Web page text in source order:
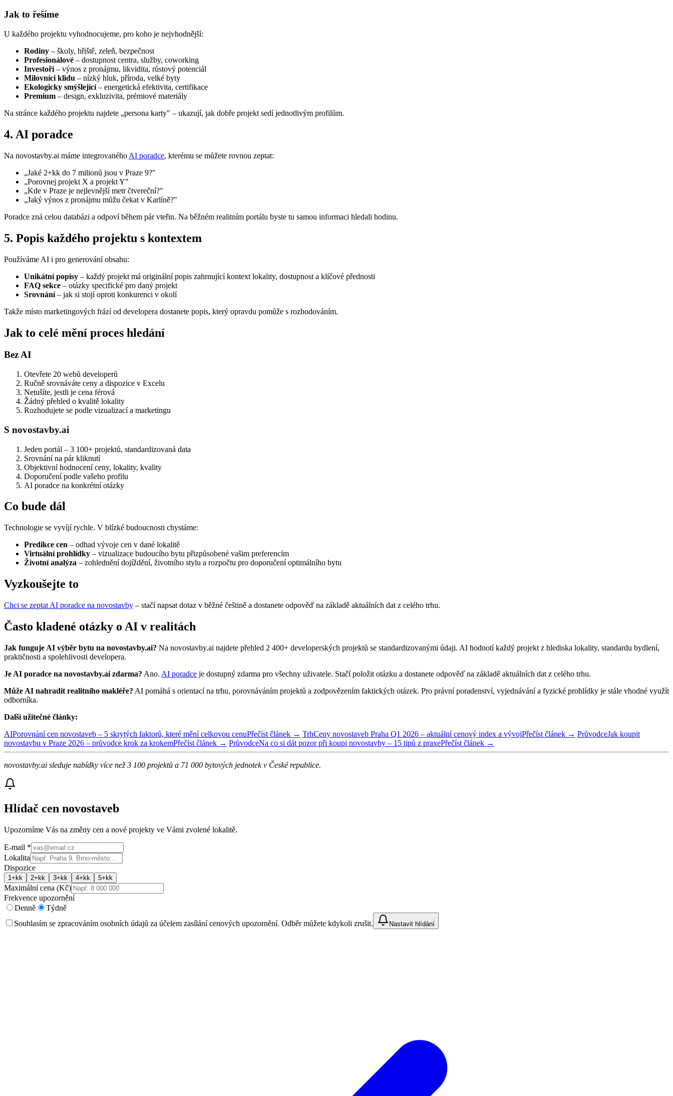
Jak to řešíme
U každého projektu vyhodnocujeme, pro koho je nejvhodnější:
Rodiny – školy, hřiště, zeleň, bezpečnost
Profesionálové – dostupnost centra, služby, coworking
Investoři – výnos z pronájmu, likvidita, růstový potenciál
Milovníci klidu – nízký hluk, příroda, velké byty
Ekologicky smýšlející– energetická efektivita, certifikace
Premium – design, exkluzivita, prémiové materiály
Na stránce každého projektu najdete „persona karty" – ukazují, jak dobře projekt sedí jednotlivým profilům.
4. AI poradce
Na novostavby.ai máme integrovaného AI poradce, kterému se můžete rovnou zeptat:
„Jaké 2+kk do 7 milionů jsou v Praze 9?"
„Porovnej projekt X a projekt Y"
„Kde v Praze je nejlevnější metr čtvereční?"
„Jaký výnos z pronájmu můžu čekat v Karlíně?"
Poradce zná celou databázi a odpoví během pár vteřin. Na běžném realitním portálu byste tu samou informaci hledali hodinu.
5. Popis každého projektu s kontextem
Používáme AI i pro generování obsahu:
Unikátní popisy – každý projekt má originální popis zahrnující kontext lokality, dostupnost a klíčové přednosti
FAQ sekce – otázky specifické pro daný projekt
Srovnání– jak si stojí oproti konkurenci v okolí
Takže místo marketingových frází od developera dostanete popis, který opravdu pomůže s rozhodováním.
Jak to celé mění proces hledání
Bez AI
Otevřete 20 webů developerů
Ručně srovnáváte ceny a dispozice v Excelu
Netušíte, jestli je cena férová
Žádný přehled o kvalitě lokality
Rozhodujete se podle vizualizací a marketingu
S novostavby.ai
Jeden portál – 3 100+ projektů, standardizovaná data
Srovnání na pár kliknutí
Objektivní hodnocení ceny, lokality, kvality
Doporučení podle vašeho profilu
AI poradce na konkrétní otázky
Co bude dál
Technologie se vyvíjí rychle. V blízké budoucnosti chystáme:
Predikce cen – odhad vývoje cen v dané lokalitě
Virtuální prohlídky – vizualizace budoucího bytu přizpůsobené vašim preferencím
Životní analýza – zohlednění dojíždění, životního stylu a rozpočtu pro doporučení optimálního bytu
Vyzkoušejte to
Chci se zeptat AI poradce na novostavby – stačí napsat dotaz v běžné češtině a dostanete odpověď na základě aktuálních dat z celého trhu.
Často kladené otázky o AI v realitách
Jak funguje AI výběr bytu na novostavby.ai? Na novostavby.ai najdete přehled 2 400+ developerských projektů se standardizovanými údaji. AI hodnotí každý projekt z hlediska lokality, standardu bydlení,
praktičnosti a spolehlivosti developera.
Je AI poradce na novostavby.ai zdarma? Ano. AI poradce je dostupný zdarma pro všechny uživatele. Stačí položit otázku a dostanete odpověď na základě aktuálních dat z celého trhu.
Může AI nahradit realitního makléře? AI pomáhá s orientací na trhu, porovnáváním projektů a zodpovězením faktických otázek. Pro právní poradenství, vyjednávání a fyzické prohlídky je stále vhodné využít
odborníka.
Další užitečné články:
AIPorovnání cen novostaveb – 5 skrytých faktorů, které mění celkovou cenuPřečíst článek → TrhCeny novostaveb Praha Q1 2026 – aktuální cenový index a vývojPřečíst článek → PrůvodceJak koupit
novostavbu v Praze 2026 – průvodce krok za krokemPřečíst článek → PrůvodceNa co si dát pozor při koupi novostavby – 15 tipů z praxePřečíst článek →
novostavby.ai sleduje nabídky více než 3 100 projektů a 71 000 bytových jednotek v České republice.
Hlídač cen novostaveb
Upozorníme Vás na změny cen a nové projekty ve Vámi zvolené lokalitě.
E-mail *
Lokalita
Dispozice
1+kk 2+kk 3+kk 4+kk 5+kk
Maximální cena (Kč)
Frekvence upozornění
Denně
Týdně
Souhlasím se zpracováním osobních údajů za účelem zasílání cenových upozornění. Odběr můžete kdykoli zrušit.
Nastavit hlídání